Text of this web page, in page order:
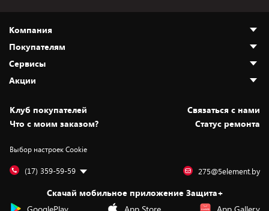
Компания
О нас
Адреса магазинов
Новости
Статьи и обзоры
Вакансии
Дай пять добру!
Покупателям
Как сделать заказ
Оплата и доставка
Безналичный расчёт
Обмен и возврат товара
Обработка персональных данных
Подарочные карты
Сервисы
Установка техники
Для игровых консолей
Для мобильных устройств
Для компьютеров
Сервисные центры
Акции
Скидки и промокоды
Белорусские товары
Бонусы
Оплата частями
Уценка
Клуб покупателей
Cвязаться с нами
Что с моим заказом?
Статус ремонта
Выбор настроек Cookie
(17) 359-59-59 275@5element.by
Скачай мобильное приложение Защита+
GooglePlay
App Store App Gallery